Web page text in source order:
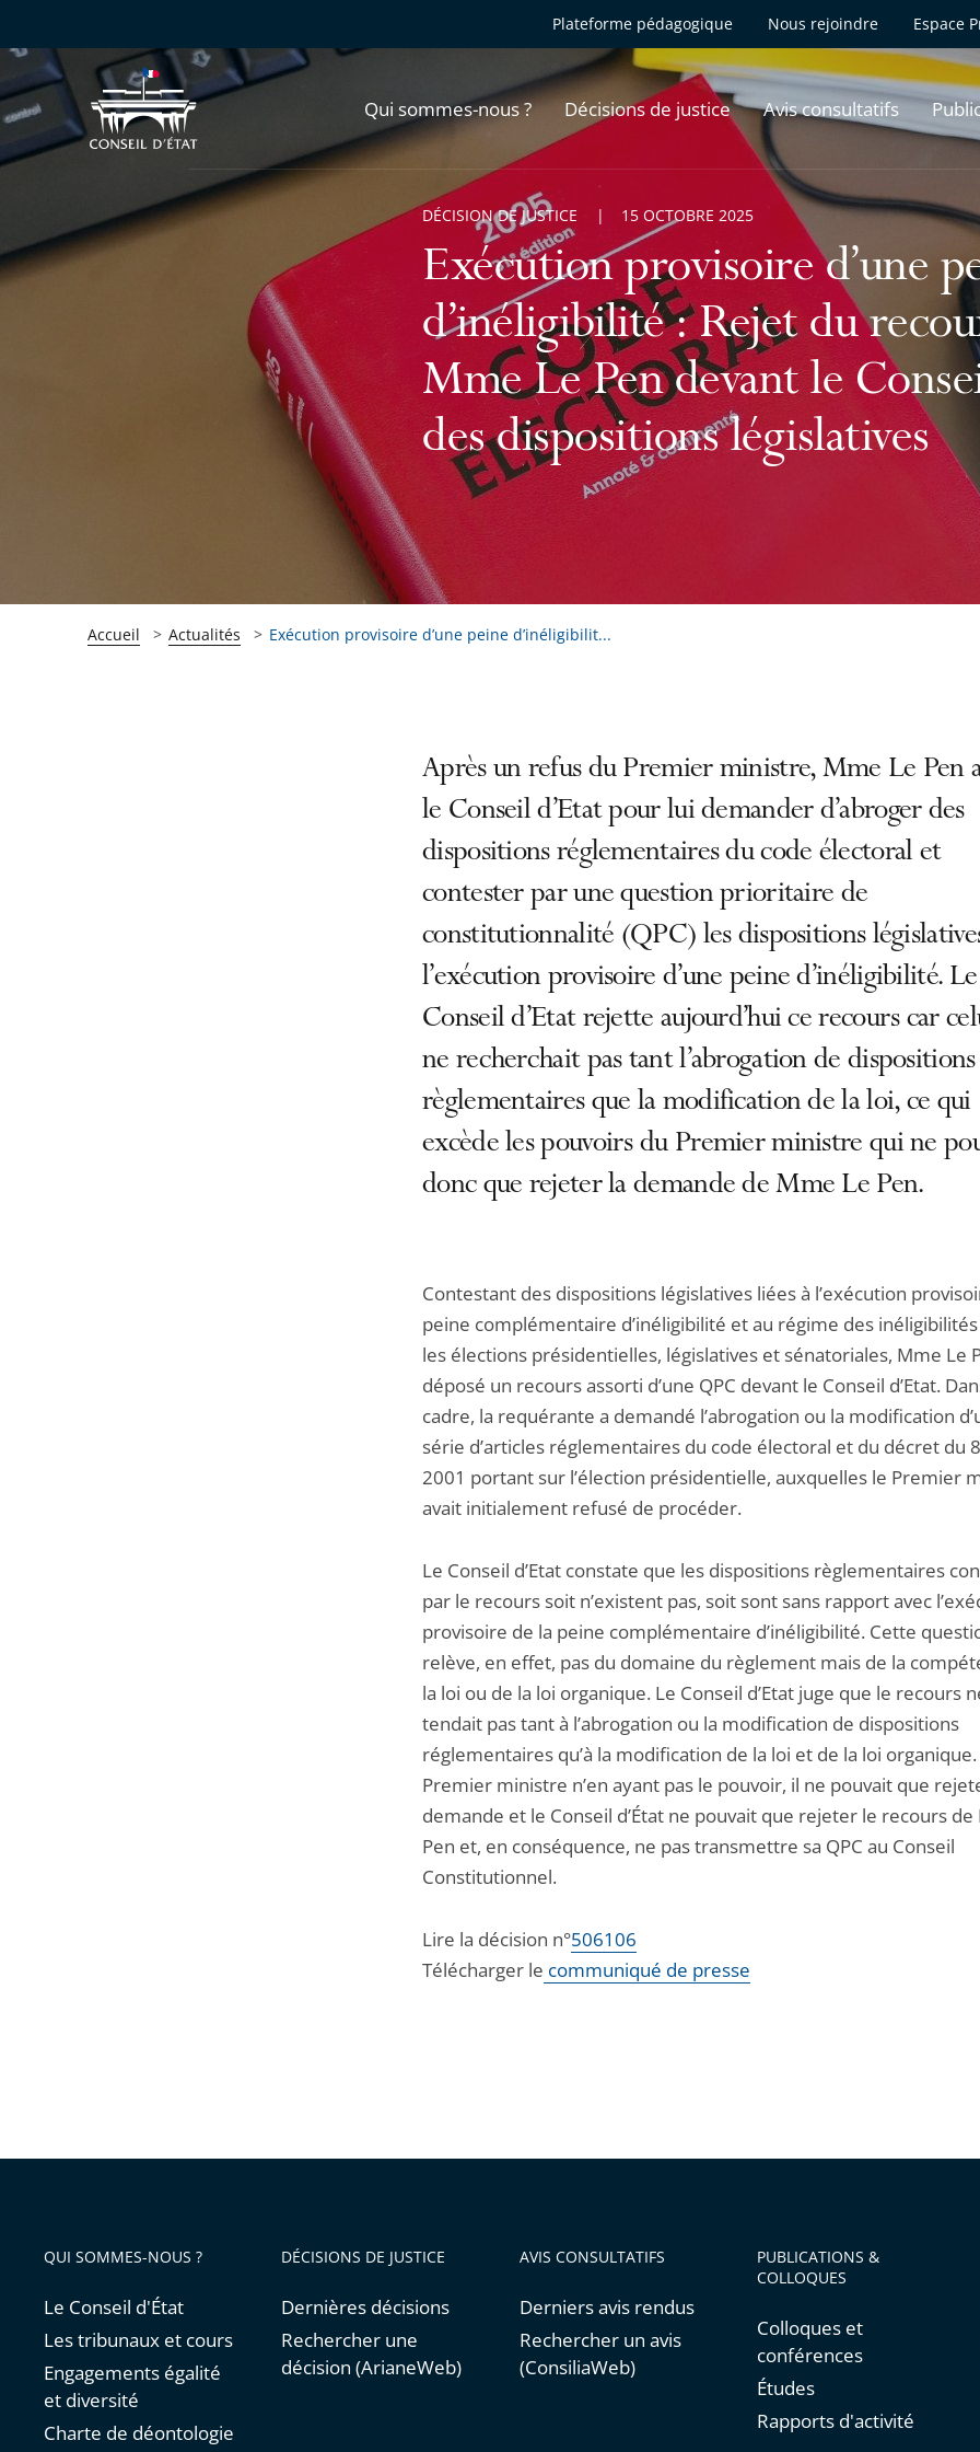
Plateforme pédagogique Nous rejoindre Espace
Qui sommes-nous ? Décisions de justice Avis consultatifs
Exécution provisoire d’une
d’inéligibilité : Rejet du
Mme Le Pen devant le
des dispositions législatives
DÉCISION DE JUSTICE 15 OCTOBRE 2025
Accueil Actualités Exécution provisoire d’une peine d’inéligibilit...
Après un refus du Premier ministre, Mme Le Pen
le Conseil d’Etat pour lui demander d’abroger des
dispositions réglementaires du code électoral et
contester par une question prioritaire de
constitutionnalité (QPC) les dispositions
l’exécution provisoire d’une peine d’inéligibilité. Le
Conseil d’Etat rejette aujourd’hui ce recours car
ne recherchait pas tant l’abrogation de dispositions
règlementaires que la modification de la loi, ce qui
excède les pouvoirs du Premier ministre qui ne
donc que rejeter la demande de Mme Le Pen.
Contestant des dispositions législatives liées à l’exécution
peine complémentaire d’inéligibilité et au régime des
les élections présidentielles, législatives et sénatoriales, Mme Le
déposé un recours assorti d’une QPC devant le Conseil d’Etat.
cadre, la requérante a demandé l’abrogation ou la modification
série d’articles réglementaires du code électoral et du décret du
2001 portant sur l’élection présidentielle, auxquelles le Premier
avait initialement refusé de procéder.
Le Conseil d’Etat constate que les dispositions règlementaires
par le recours soit n’existent pas, soit sont sans rapport avec
provisoire de la peine complémentaire d’inéligibilité. Cette
relève, en effet, pas du domaine du règlement mais de la
la loi ou de la loi organique. Le Conseil d’Etat juge que le recours
tendait pas tant à l’abrogation ou la modification de dispositions
réglementaires qu’à la modification de la loi et de la loi organique.
Premier ministre n’en ayant pas le pouvoir, il ne pouvait que
demande et le Conseil d’État ne pouvait que rejeter le recours de
Pen et, en conséquence, ne pas transmettre sa QPC au Conseil
Constitutionnel.
Lire la décision n°506106
Télécharger le communiqué de presse
QUI SOMMES-NOUS ?
Le Conseil d'État
Les tribunaux et cours
Engagements égalité
et diversité
Charte de déontologie
DÉCISIONS DE JUSTICE
Dernières décisions
Rechercher une
décision (ArianeWeb)
AVIS CONSULTATIFS
Derniers avis rendus
Rechercher un avis
(ConsiliaWeb)
PUBLICATIONS &
COLLOQUES
Colloques et
conférences
Études
Rapports d'activité